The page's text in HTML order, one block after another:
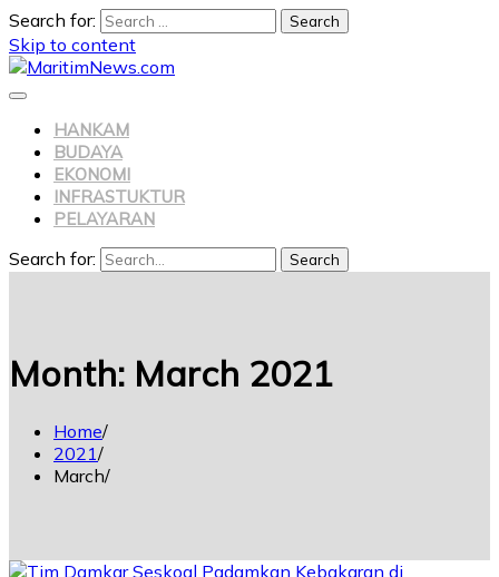
Search for:
Skip to content
HANKAM
BUDAYA
EKONOMI
INFRASTUKTUR
PELAYARAN
Search for: Search
Month: March 2021
Home
2021
March